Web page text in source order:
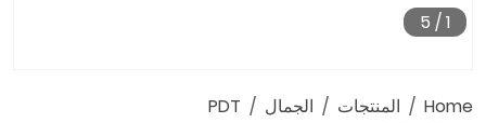
Home المنتجات الجمال PDT
1
/
5